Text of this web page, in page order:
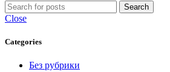
Search
Close
Categories
Без рубрики